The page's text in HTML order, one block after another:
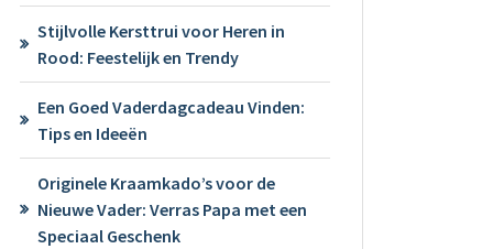
Stijlvolle Kersttrui voor Heren in
Rood: Feestelijk en Trendy
Een Goed Vaderdagcadeau Vinden:
Tips en Ideeën
Originele Kraamkado’s voor de
Nieuwe Vader: Verras Papa met een
Speciaal Geschenk